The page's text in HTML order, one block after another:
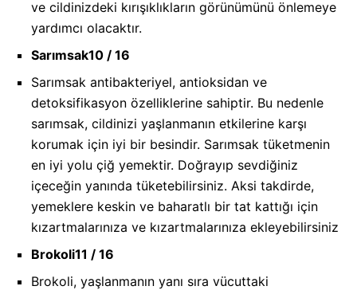
ve cildinizdeki kırışıklıkların görünümünü önlemeye
yardımcı olacaktır.
Sarımsak10 / 16
Sarımsak antibakteriyel, antioksidan ve
detoksifikasyon özelliklerine sahiptir. Bu nedenle
sarımsak, cildinizi yaşlanmanın etkilerine karşı
korumak için iyi bir besindir. Sarımsak tüketmenin
en iyi yolu çiğ yemektir. Doğrayıp sevdiğiniz
içeceğin yanında tüketebilirsiniz. Aksi takdirde,
yemeklere keskin ve baharatlı bir tat kattığı için
kızartmalarınıza ve kızartmalarınıza ekleyebilirsiniz
Brokoli11 / 16
Brokoli, yaşlanmanın yanı sıra vücuttaki